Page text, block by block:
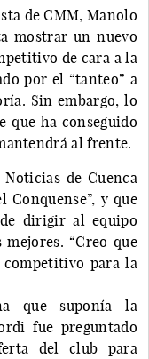
de CMM, Manolo
mostrar un nuevo
de cara a la
por el “tanteo” a
Sin embargo, lo
que ha conseguido
al frente.
de Cuenca
Conquense”, y que
dirigir al equipo
“Creo que
para la
que suponía la
fue preguntado
del club para